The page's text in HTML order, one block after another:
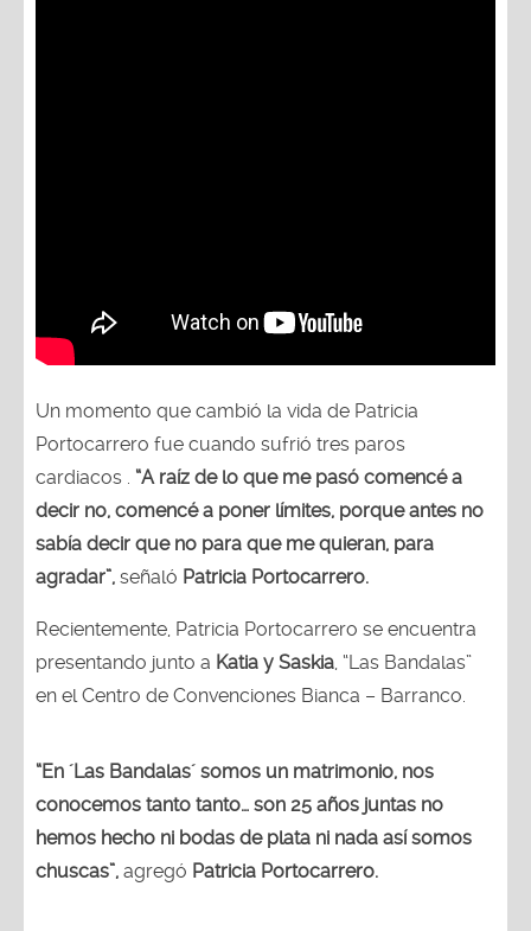
Un momento que cambió la vida de Patricia
Portocarrero fue cuando sufrió tres paros
cardiacos . “A raíz de lo que me pasó comencé a
decir no, comencé a poner límites, porque antes no
sabía decir que no para que me quieran, para
agradar”, señaló Patricia Portocarrero.
Recientemente, Patricia Portocarrero se encuentra
presentando junto a Katia y Saskia, “Las Bandalas”
en el Centro de Convenciones Bianca – Barranco.
“En ´Las Bandalas´ somos un matrimonio, nos
conocemos tanto tanto… son 25 años juntas no
hemos hecho ni bodas de plata ni nada así somos
chuscas”, agregó Patricia Portocarrero.